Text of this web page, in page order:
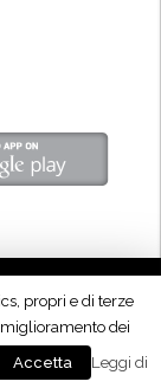
propri e di terze
dei
Accetta
Leggi di